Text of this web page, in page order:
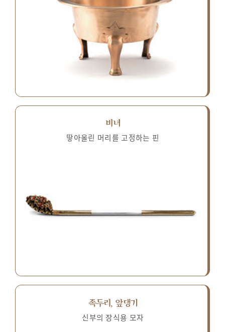
비녀
땋아올린 머리를 고정하는 핀
족두리, 앞댕기
신부의 장식용 모자